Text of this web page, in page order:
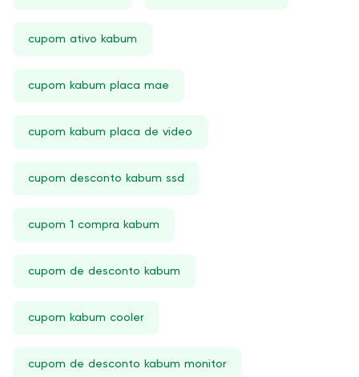
cupom ativo kabum
cupom kabum placa mae
cupom kabum placa de video
cupom desconto kabum ssd
cupom 1 compra kabum
cupom de desconto kabum
cupom kabum cooler
cupom de desconto kabum monitor